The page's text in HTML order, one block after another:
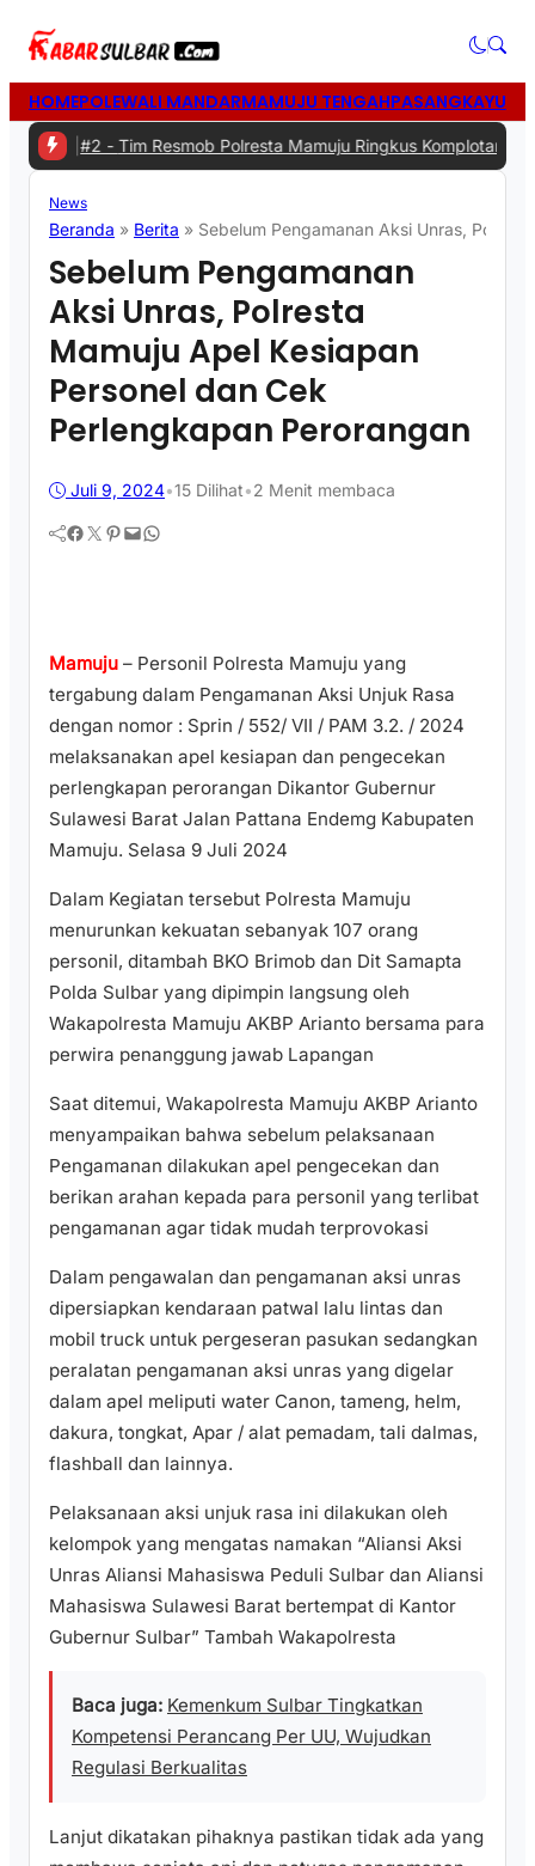
HOMEPOLEWALI MANDARMAMUJU TENGAHPASANGKAYU
#2 -Tim Resmob Polresta Mamuju Ringkus Komplotan Spesialis
News
Beranda » Berita » Sebelum Pengamanan Aksi Unras,
Sebelum Pengamanan
Aksi Unras, Polresta
Mamuju Apel Kesiapan
Personel dan Cek
Perlengkapan Perorangan
Juli 9, 2024•15 Dilihat•2 Menit membaca
Facebook Twitter Pinterest Mail WhatsApp
Mamuju – Personil Polresta Mamuju yang
tergabung dalam Pengamanan Aksi Unjuk Rasa
dengan nomor : Sprin / 552/ VII / PAM 3.2. / 2024
melaksanakan apel kesiapan dan pengecekan
perlengkapan perorangan Dikantor Gubernur
Sulawesi Barat Jalan Pattana Endemg Kabupaten
Mamuju. Selasa 9 Juli 2024
Dalam Kegiatan tersebut Polresta Mamuju
menurunkan kekuatan sebanyak 107 orang
personil, ditambah BKO Brimob dan Dit Samapta
Polda Sulbar yang dipimpin langsung oleh
Wakapolresta Mamuju AKBP Arianto bersama para
perwira penanggung jawab Lapangan
Saat ditemui, Wakapolresta Mamuju AKBP Arianto
menyampaikan bahwa sebelum pelaksanaan
Pengamanan dilakukan apel pengecekan dan
berikan arahan kepada para personil yang terlibat
pengamanan agar tidak mudah terprovokasi
Dalam pengawalan dan pengamanan aksi unras
dipersiapkan kendaraan patwal lalu lintas dan
mobil truck untuk pergeseran pasukan sedangkan
peralatan pengamanan aksi unras yang digelar
dalam apel meliputi water Canon, tameng, helm,
dakura, tongkat, Apar / alat pemadam, tali dalmas,
flashball dan lainnya.
Pelaksanaan aksi unjuk rasa ini dilakukan oleh
kelompok yang mengatas namakan “Aliansi Aksi
Unras Aliansi Mahasiswa Peduli Sulbar dan Aliansi
Mahasiswa Sulawesi Barat bertempat di Kantor
Gubernur Sulbar” Tambah Wakapolresta
Baca juga: Kemenkum Sulbar Tingkatkan
Kompetensi Perancang Per UU, Wujudkan
Regulasi Berkualitas
Lanjut dikatakan pihaknya pastikan tidak ada yang